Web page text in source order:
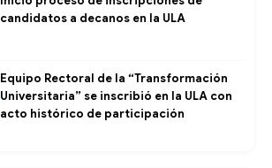
candidatos a decanos en la ULA
Equipo Rectoral de la “Transformación
Universitaria” se inscribió en la ULA con
acto histórico de participación